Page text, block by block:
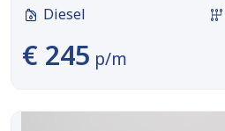
Diesel
€ 245 p/m